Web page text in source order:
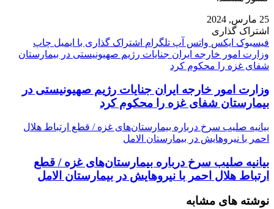
25 مارس, 2024
اشتراک گذاری
فیسبوک ایکس واتس آپ تلگرام اشتراک گذاری با ایمیل چاپ
وزارت امور خارجه ایران جنایات رژیم صهیونیستی در بیمارستان
شفای غزه را محکوم کرد
وزارت امور خارجه ایران جنایات رژیم صهیونیستی در
بیمارستان شفای غزه را محکوم کرد
بیانیه صلیب سرخ درباره بیمارستان‌های غزه / قطع ارتباط هلال
احمر با نیروهایش در بیمارستان الامل
بیانیه صلیب سرخ درباره بیمارستان‌های غزه / قطع
ارتباط هلال احمر با نیروهایش در بیمارستان الامل
نوشته های مشابه